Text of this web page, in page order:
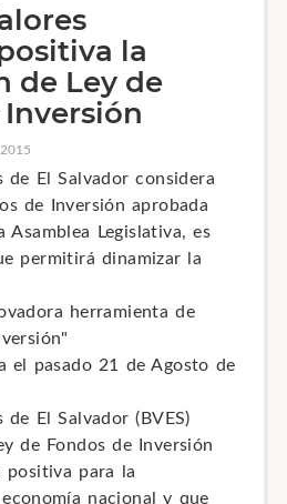
la
de Ley de
de El Salvador considera
de Inversión aprobada
Asamblea Legislativa, es
permitirá dinamizar la
herramienta de
el pasado 21 de Agosto de
de El Salvador (BVES)
de Fondos de Inversión
positiva para la
nacional y que